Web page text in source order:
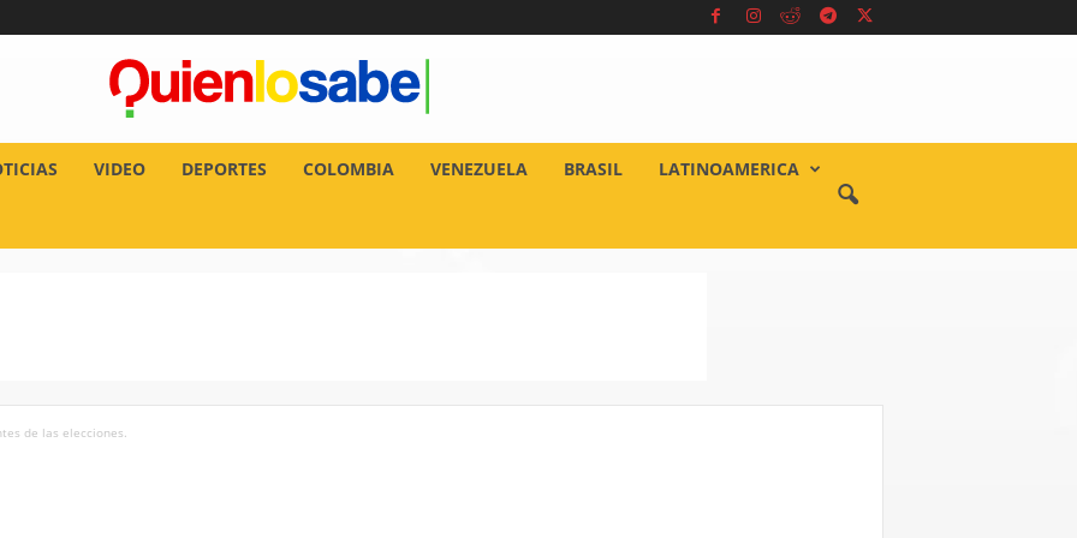
VIDEO DEPORTES COLOMBIA VENEZUELA BRASIL LATINOAMERICA
de las elecciones.